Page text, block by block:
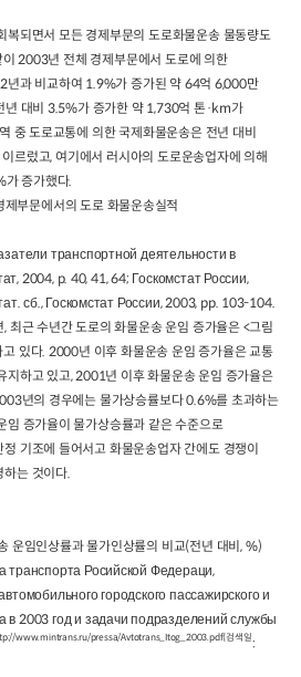
복되면서 모든 경제부문의 도로화물운송 물동량도
2003년 전체 경제부문에서 도로에 의한
년과 비교하여 1.9%가 증가된 약 64억 6,000만
년 대비 3.5%가 증가한 약 1,730억 톤·km가
중 도로교통에 의한 국제화물운송은 전년 대비
르렀고, 여기에서 러시아의 도로운송업자에 의해
증가했다.
제부문에서의 도로 화물운송실적
транспортной деятельности в
2004, p. 40, 41, 64; Госкомстат России,
сб., Госкомстат России, 2003, pp. 103-104.
최근 수년간 도로의 화물운송 운임 증가율은 <그림
있다. 2000년 이후 화물운송 운임 증가율은 교통
지하고 있고, 2001년 이후 화물운송 운임 증가율은
년의 경우에는 물가상승률보다 0.6%를 초과하는
임 증가율이 물가상승률과 같은 수준으로
기조에 들어서고 화물운송업자 간에도 경쟁이
는 것이다.
운임인상률과 물가인상률의 비교(전년 대비, %)
транспорта Росийской Федераци,
городского пассажирского и
2003 год и задачи подразделений службы
www.mintrans.ru/pressa/Avtotrans_Itog_2003.pdf(검색일: